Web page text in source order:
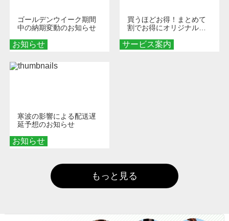
お知らせ
ゴールデンウイーク期間
中の納期変動のお知らせ
サービス案内
買うほどお得！まとめて
割でお得にオリジナルグ
お知らせ
寒波の影響による配送遅
延予想のお知らせ
もっと見る